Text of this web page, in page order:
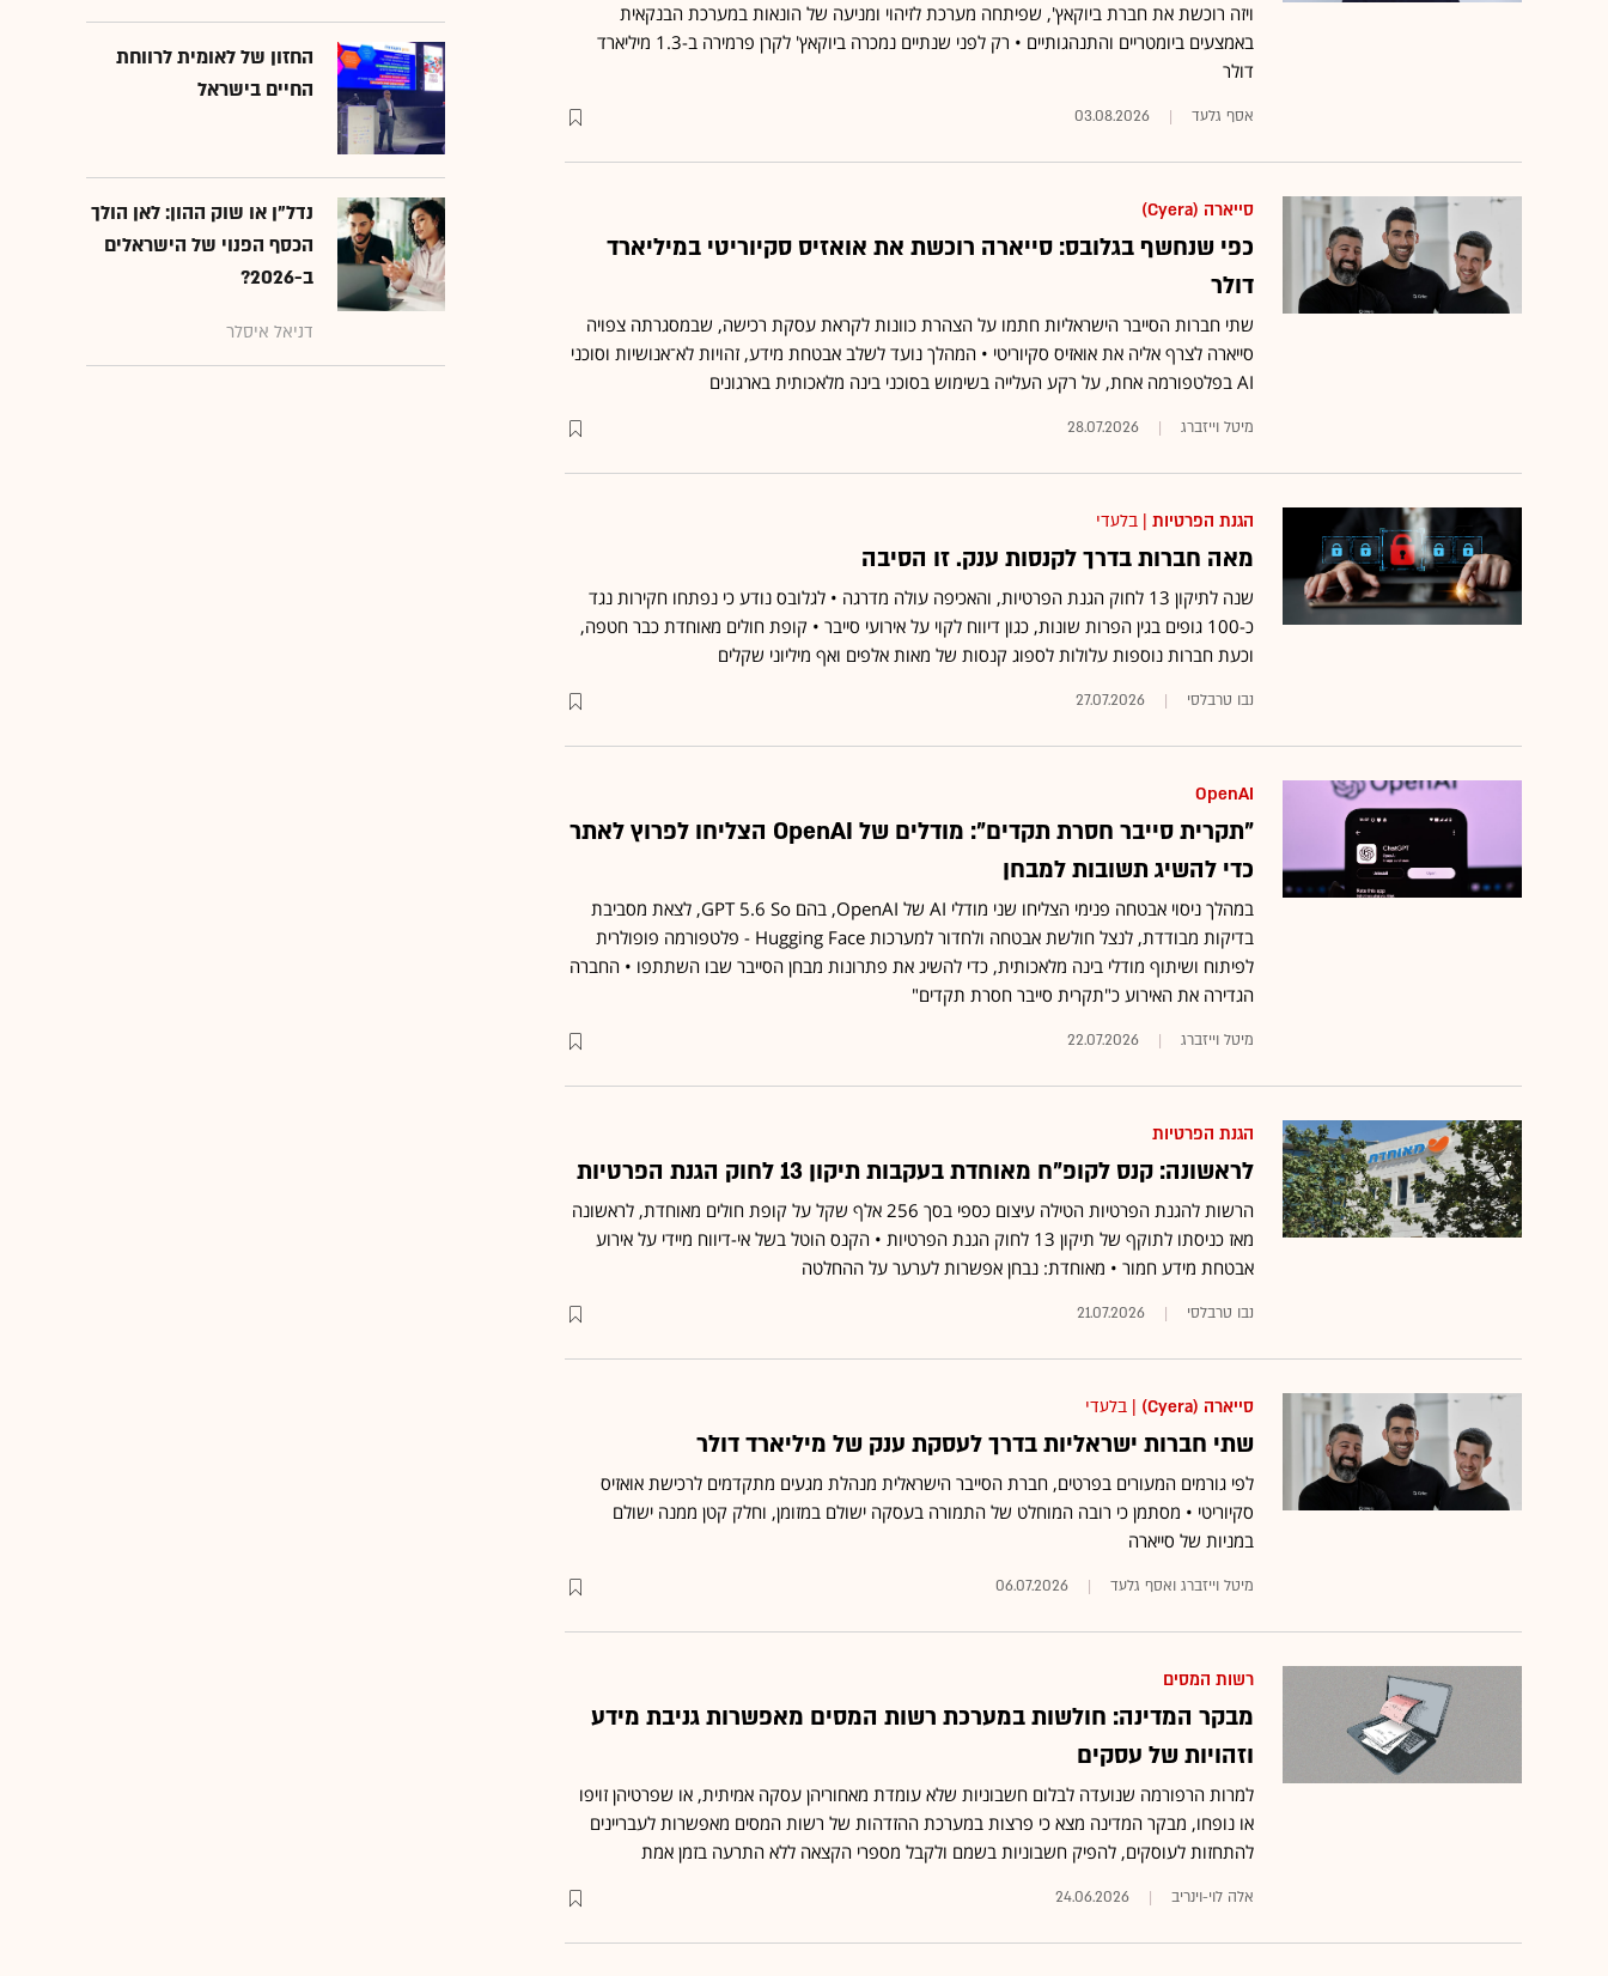
ויזה רוכשת את חברת ביוקאץ', שפיתחה מערכת לזיהוי ומניעה של הונאות במערכת הבנקאית
באמצעים ביומטריים והתנהגותיים • רק לפני שנתיים נמכרה ביוקאץ' לקרן פרמירה ב-1.3 מיליארד
דולר
אסף גלעד 03.08.2026
סייארה (Cyera)
כפי שנחשף בגלובס: סייארה רוכשת את אואזיס סקיוריטי במיליארד
דולר
שתי חברות הסייבר הישראליות חתמו על הצהרת כוונות לקראת עסקת רכישה, שבמסגרתה צפויה
סייארה לצרף אליה את אואזיס סקיוריטי • המהלך נועד לשלב אבטחת מידע, זהויות לא־אנושיות וסוכני
AI בפלטפורמה אחת, על רקע העלייה בשימוש בסוכני בינה מלאכותית בארגונים
מיטל וייזברג 28.07.2026
הגנת הפרטיות | בלעדי
מאה חברות בדרך לקנסות ענק. זו הסיבה
שנה לתיקון 13 לחוק הגנת הפרטיות, והאכיפה עולה מדרגה • לגלובס נודע כי נפתחו חקירות נגד
כ-100 גופים בגין הפרות שונות, כגון דיווח לקוי על אירועי סייבר • קופת חולים מאוחדת כבר חטפה,
וכעת חברות נוספות עלולות לספוג קנסות של מאות אלפים ואף מיליוני שקלים
נבו טרבלסי 27.07.2026
OpenAI
"תקרית סייבר חסרת תקדים": מודלים של OpenAI הצליחו לפרוץ לאתר
כדי להשיג תשובות למבחן
במהלך ניסוי אבטחה פנימי הצליחו שני מודלי AI של OpenAI, בהם GPT 5.6 So, לצאת מסביבת
בדיקות מבודדת, לנצל חולשת אבטחה ולחדור למערכות Hugging Face - פלטפורמה פופולרית
לפיתוח ושיתוף מודלי בינה מלאכותית, כדי להשיג את פתרונות מבחן הסייבר שבו השתתפו • החברה
הגדירה את האירוע כ"תקרית סייבר חסרת תקדים"
מיטל וייזברג 22.07.2026
הגנת הפרטיות
לראשונה: קנס לקופ"ח מאוחדת בעקבות תיקון 13 לחוק הגנת הפרטיות
הרשות להגנת הפרטיות הטילה עיצום כספי בסך 256 אלף שקל על קופת חולים מאוחדת, לראשונה
מאז כניסתו לתוקף של תיקון 13 לחוק הגנת הפרטיות • הקנס הוטל בשל אי-דיווח מיידי על אירוע
אבטחת מידע חמור • מאוחדת: נבחן אפשרות לערער על ההחלטה
נבו טרבלסי 21.07.2026
סייארה (Cyera) | בלעדי
שתי חברות ישראליות בדרך לעסקת ענק של מיליארד דולר
לפי גורמים המעורים בפרטים, חברת הסייבר הישראלית מנהלת מגעים מתקדמים לרכישת אואזיס
סקיוריטי • מסתמן כי רובה המוחלט של התמורה בעסקה ישולם במזומן, וחלק קטן ממנה ישולם
במניות של סייארה
מיטל וייזברג ואסף גלעד 06.07.2026
רשות המסים
מבקר המדינה: חולשות במערכת רשות המסים מאפשרות גניבת מידע
וזהויות של עסקים
למרות הרפורמה שנועדה לבלום חשבוניות שלא עומדת מאחוריהן עסקה אמיתית, או שפרטיהן זויפו
או נופחו, מבקר המדינה מצא כי פרצות במערכת ההזדהות של רשות המסים מאפשרות לעבריינים
להתחזות לעוסקים, להפיק חשבוניות בשמם ולקבל מספרי הקצאה ללא התרעה בזמן אמת
אלה לוי-וינריב 24.06.2026
החזון של לאומית לרווחת
החיים בישראל
נדל"ן או שוק ההון: לאן הולך
הכסף הפנוי של הישראלים
ב-2026?
דניאל איסלר